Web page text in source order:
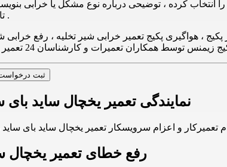
را انتخاب کرده ، توضیحی درباره نوع مشکل یا خرابی
تا همکاران ما با شما تماس بگیرند .
هواگیری پکیج تعمیر خرابی شیر تخلیه ، رفع خرابی
ثبت
نمایندگی تعمیر یخچال ساید
رفع خطای تعمیر یخچال